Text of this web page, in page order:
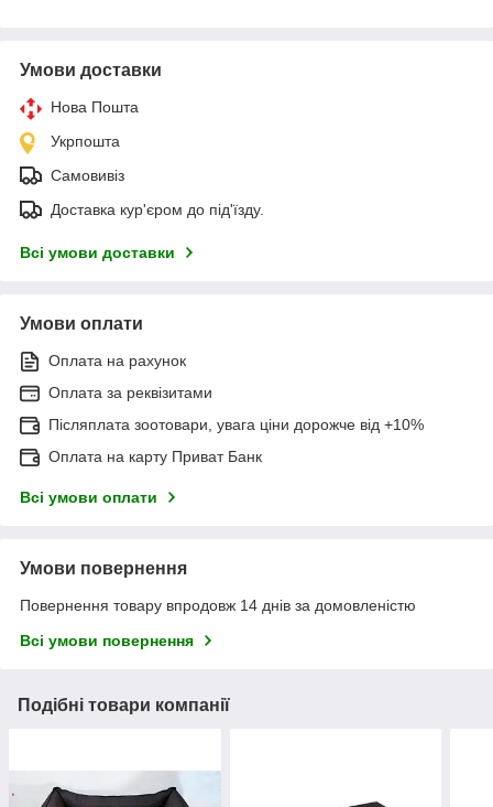
Умови доставки
Нова Пошта
Укрпошта
Самовивіз
Доставка кур'єром до під'їзду.
Всі умови доставки
Умови оплати
Оплата на рахунок
Оплата за реквізитами
Післяплата зоотовари, увага ціни дорожче від +10%
Оплата на карту Приват Банк
Всі умови оплати
Умови повернення
Повернення товару впродовж 14 днів за домовленістю
Всі умови повернення
Подібні товари компанії